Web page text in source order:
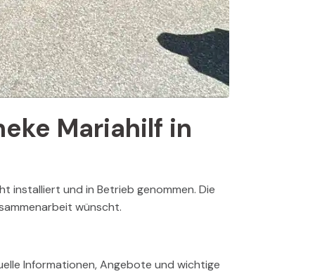
Mariahilf in
installiert und in Betrieb genommen. Die
wünscht.
Informationen, Angebote und wichtige